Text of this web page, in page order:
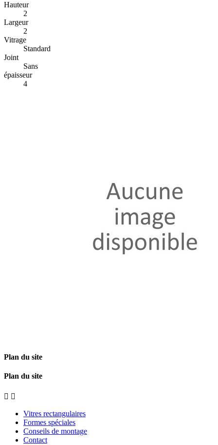
Hauteur
2
Largeur
2
Vitrage
Standard
Joint
Sans
épaisseur
4
Plan du site
Plan du site
 
Vitres rectangulaires
Formes spéciales
Conseils de montage
Contact